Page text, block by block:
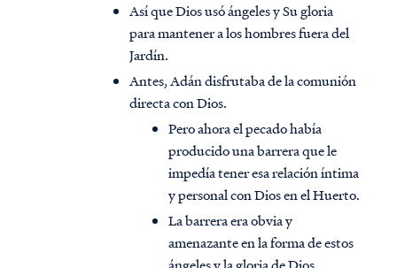
Así que Dios usó ángeles y Su gloria
para mantener a los hombres fuera del
Jardín.
Antes, Adán disfrutaba de la comunión
directa con Dios.
Pero ahora el pecado había
producido una barrera que le
impedía tener esa relación íntima
y personal con Dios en el Huerto.
La barrera era obvia y
amenazante en la forma de estos